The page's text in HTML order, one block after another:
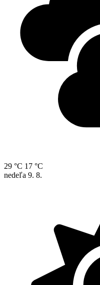
29 °C 17 °C
nedeľa 9. 8.